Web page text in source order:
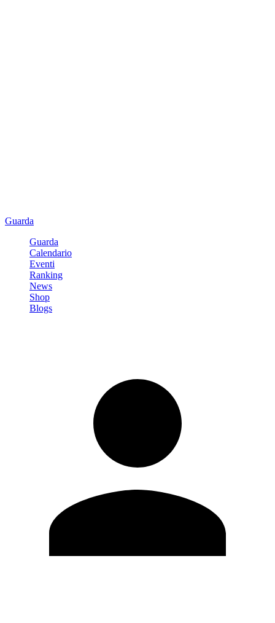
Guarda
Guarda
Calendario
Eventi
Ranking
News
Shop
Blogs